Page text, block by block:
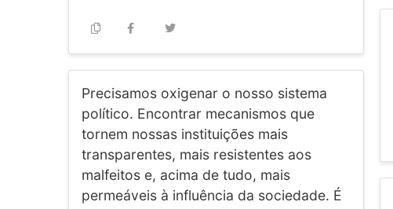
Precisamos oxigenar o nosso sistema
político. Encontrar mecanismos que
tornem nossas instituições mais
transparentes, mais resistentes aos
malfeitos e, acima de tudo, mais
permeáveis à influência da sociedade. É